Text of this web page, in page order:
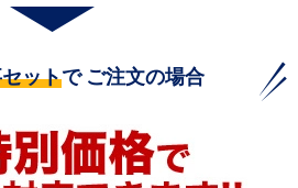
ットで ご注文の場合